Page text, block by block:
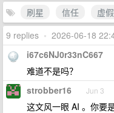
刷星 信任
虚假
9 replies • 2026-06-18
i67c6NJ0r33nC667
难道不是吗？
strobber16 Jun 3
这文风一眼 AI 。你要